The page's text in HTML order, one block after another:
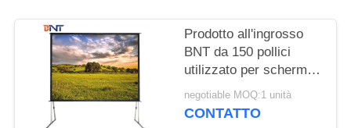
DEL
SITO
PRIVACY
POLICY
Prodotto all'ingrosso
BNT da 150 pollici
utilizzato per schermi
di proiettori rapidi da
ripiegare all'aperto:3
negotiable MOQ:1 unità
CONTATTO